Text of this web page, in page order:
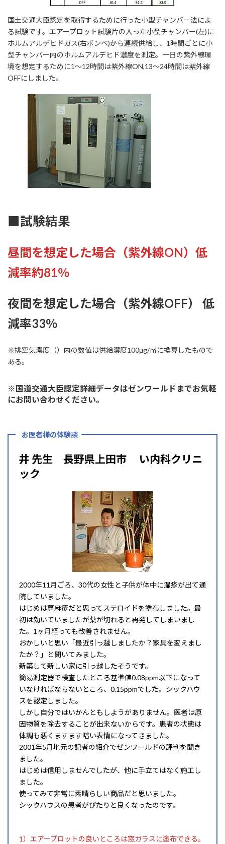
国土交通大臣認定を取得するために行った小型チャンバー法によ
る試験です。エアープロット試験片の入った小型チャンバー(左)に
ホルムアルデヒドガス(右ボンベ)から連続供給し、1時間ごとに小
型チャンバー内のホルムアルデヒド濃度を測定。一日の紫外線環
境を想定するために1～12時間は紫外線ON,13～24時間は紫外線
OFFにしました。
■試験結果
昼間を想定した場合（紫外線ON）低
減率約81％
夜間を想定した場合（紫外線OFF）
​低
減率33％
​※排空気濃度（）内の数値は供給濃度100μg/㎥に換算したもので
ある。
​※国道交通大臣認定詳細データはゼンワールドまでお気軽
にお問い合わせください。
お医者様の体験談
井 先生 長野県上田市 い内科クリニ
ック
2000年11月ごろ、30代の女性と子供が体中に湿疹が出て通
院していました。
はじめは蕁麻疹だと思ってステロイドを塗布しました。最
初は効いていましたが薬が切れると再発してしまいまし
た。1ヶ月経っても改善されません。
おかしいと思い「最近引っ越しましたか？家具を変えまし
たか？」と聞いてみました。
新築して新しい家に引っ越したそうです。
簡易測定器で検査したところ基準値0.08ppm以下になって
いなければならないところ、0.15ppmでした。シックハウ
スを認定しました。
しかし自分ではいかんともしようがありません。医者は原
因物質を除去することが出来ないからです。患者の状態は
体調も悪くますます暗い表情になってきました。
2001年5月地元の記者の紹介でゼンワールドの評判を聞き
ました。
はじめは信用しませんでしたが、他に手立てはなく施工し
ました。
使ってみて非常に素晴らしい商品だと思いました。
シックハウスの患者がぴたりと良くなったのです。​
1）エアープロットの良いところは窓ガラスに塗布できる。